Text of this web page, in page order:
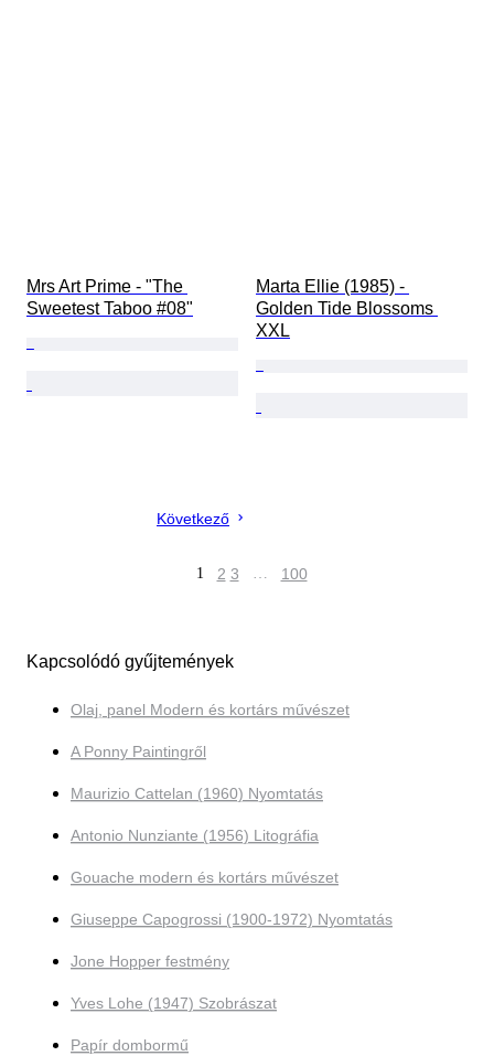
Mrs Art Prime - "The
Sweetest Taboo #08"
Marta Ellie (1985) -
Golden Tide Blossoms
XXL
Következő
1 2 3 … 100
Kapcsolódó gyűjtemények
Olaj, panel Modern és kortárs művészet
A Ponny Paintingről
Maurizio Cattelan (1960) Nyomtatás
Antonio Nunziante (1956) Litográfia
Gouache modern és kortárs művészet
Giuseppe Capogrossi (1900-1972) Nyomtatás
Jone Hopper festmény
Yves Lohe (1947) Szobrászat
Papír dombormű